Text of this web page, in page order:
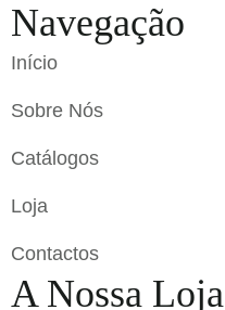
Navegação
Início
Sobre Nós
Catálogos
Loja
Contactos
A Nossa Loja